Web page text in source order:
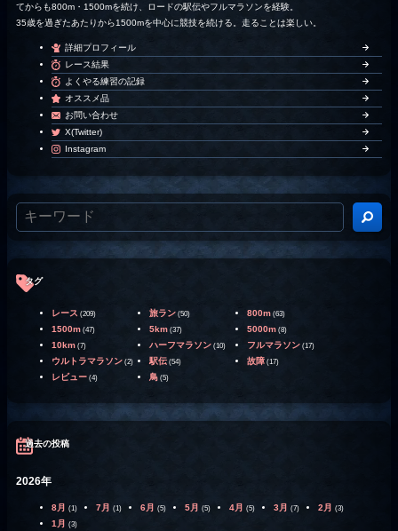
てからも800m・1500mを続け、ロードの駅伝やフルマラソンを経験。
35歳を過ぎたあたりから1500mを中心に競技を続ける。走ることは楽しい。
詳細プロフィール
レース結果
よくやる練習の記録
オススメ品
お問い合わせ
X(Twitter)
Instagram
タグ
レース (209) 旅ラン (50) 800m (63)
1500m (47) 5km (37) 5000m (8)
10km (7) ハーフマラソン (10) フルマラソン (17)
ウルトラマラソン (2) 駅伝 (54) 故障 (17)
レビュー (4) 鳥 (5)
過去の投稿
2026年
8月 (1) 7月 (1) 6月 (5) 5月 (5) 4月 (5) 3月 (7) 2月 (3)
1月 (3)